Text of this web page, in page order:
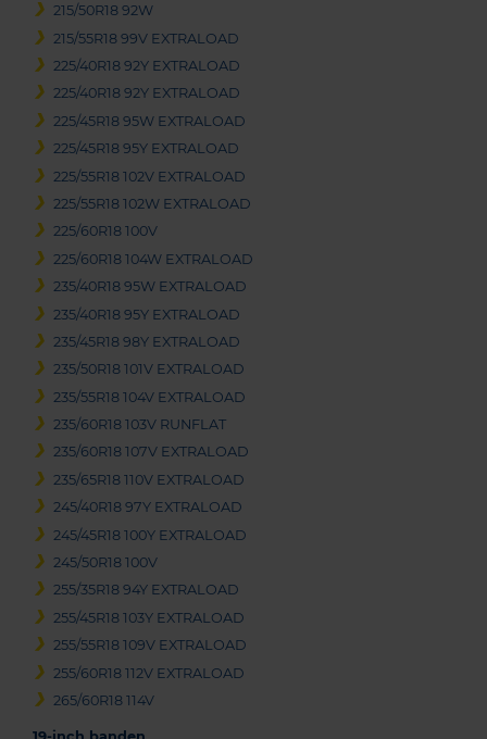
215/50R18 92W
215/55R18 99V EXTRALOAD
225/40R18 92Y EXTRALOAD
225/40R18 92Y EXTRALOAD
225/45R18 95W EXTRALOAD
225/45R18 95Y EXTRALOAD
225/55R18 102V EXTRALOAD
225/55R18 102W EXTRALOAD
225/60R18 100V
225/60R18 104W EXTRALOAD
235/40R18 95W EXTRALOAD
235/40R18 95Y EXTRALOAD
235/45R18 98Y EXTRALOAD
235/50R18 101V EXTRALOAD
235/55R18 104V EXTRALOAD
235/60R18 103V RUNFLAT
235/60R18 107V EXTRALOAD
235/65R18 110V EXTRALOAD
245/40R18 97Y EXTRALOAD
245/45R18 100Y EXTRALOAD
245/50R18 100V
255/35R18 94Y EXTRALOAD
255/45R18 103Y EXTRALOAD
255/55R18 109V EXTRALOAD
255/60R18 112V EXTRALOAD
265/60R18 114V